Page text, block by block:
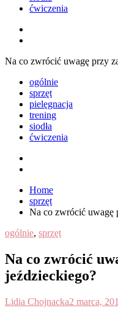
ćwiczenia
Na co zwrócić uwagę przy
ogólnie
sprzęt
pielęgnacja
trening
siodła
ćwiczenia
Home
sprzęt
Na co zwrócić uwagę
ogólnie, sprzęt
Na co zwrócić
jeździeckiego?
Lidia Chojnacka2 marca,